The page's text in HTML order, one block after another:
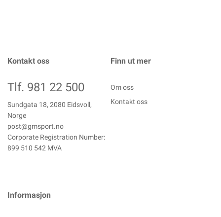
Kontakt oss
Tlf. 981 22 500
Sundgata 18, 2080 Eidsvoll,
Norge
post@gmsport.no
Corporate Registration Number:
899 510 542 MVA
Finn ut mer
Om oss
Kontakt oss
Informasjon